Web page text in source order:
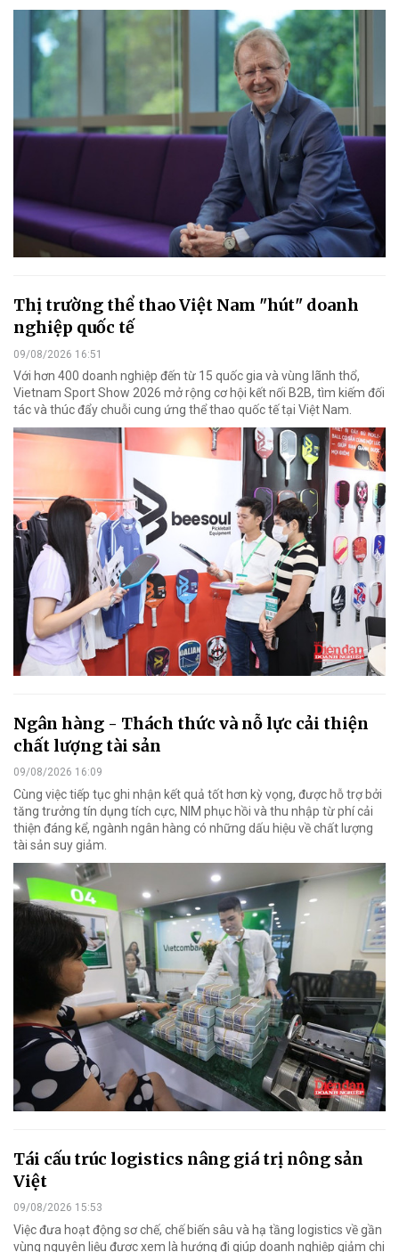
Thị trường thể thao Việt Nam "hút" doanh
nghiệp quốc tế
09/08/2026 16:51
Với hơn 400 doanh nghiệp đến từ 15 quốc gia và vùng lãnh thổ,
Vietnam Sport Show 2026 mở rộng cơ hội kết nối B2B, tìm kiếm đối
tác và thúc đẩy chuỗi cung ứng thể thao quốc tế tại Việt Nam.
Ngân hàng - Thách thức và nỗ lực cải thiện
chất lượng tài sản
09/08/2026 16:09
Cùng việc tiếp tục ghi nhận kết quả tốt hơn kỳ vọng, được hỗ trợ bởi
tăng trưởng tín dụng tích cực, NIM phục hồi và thu nhập từ phí cải
thiện đáng kể, ngành ngân hàng có những dấu hiệu về chất lượng
tài sản suy giảm.
Tái cấu trúc logistics nâng giá trị nông sản
Việt
09/08/2026 15:53
Việc đưa hoạt động sơ chế, chế biến sâu và hạ tầng logistics về gần
vùng nguyên liệu được xem là hướng đi giúp doanh nghiệp giảm chi